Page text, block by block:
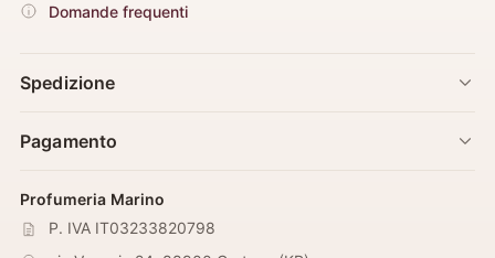
Domande frequenti
Spedizione
Pagamento
Profumeria Marino
P. IVA IT03233820798